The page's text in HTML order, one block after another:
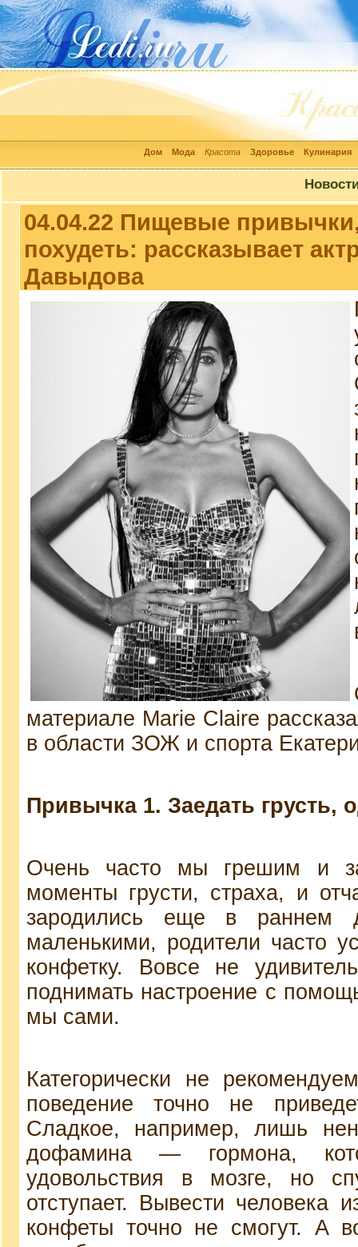
Дом Мода Красота Здоровье Кулинария
04.04.22 Пищевые
похудеть: рассказывает
Давыдова
материале Marie Claire
в области ЗОЖ и спорта
Привычка 1. Заедать грусть,
Очень часто мы грешим и
моменты грусти, страха, и
зародились еще в раннем
маленькими, родители часто
конфетку. Вовсе не
поднимать настроение с
мы сами.
Категорически не
поведение точно не
Сладкое, например, лишь
дофамина — гормона,
удовольствия в мозге, но
отступает. Вывести человека
конфеты точно не смогут. А